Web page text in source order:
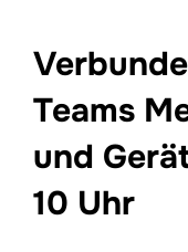
Teams
und
10 Uhr